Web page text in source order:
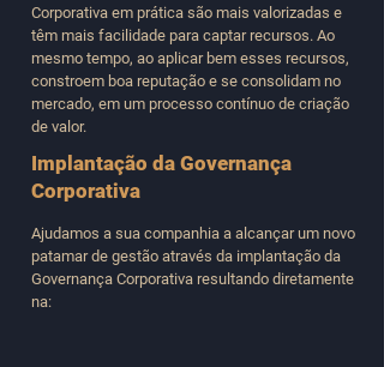
Corporativa em prática são mais valorizadas e
têm mais facilidade para captar recursos. Ao
mesmo tempo, ao aplicar bem esses recursos,
constroem boa reputação e se consolidam no
mercado, em um processo contínuo de criação
de valor.
Implantação da Governança
Corporativa
Ajudamos a sua companhia a alcançar um novo
patamar de gestão através da implantação da
Governança Corporativa resultando diretamente
na: